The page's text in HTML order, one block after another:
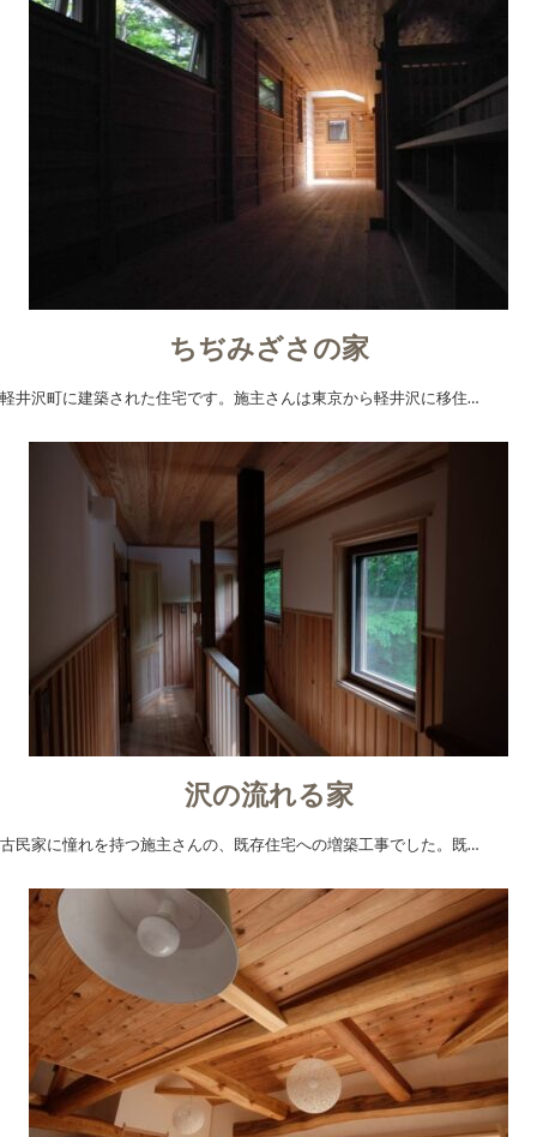
ちぢみざさの家
軽井沢町に建築された住宅です。施主さんは東京から軽井沢に移住…
沢の流れる家
古民家に憧れを持つ施主さんの、既存住宅への増築工事でした。既…